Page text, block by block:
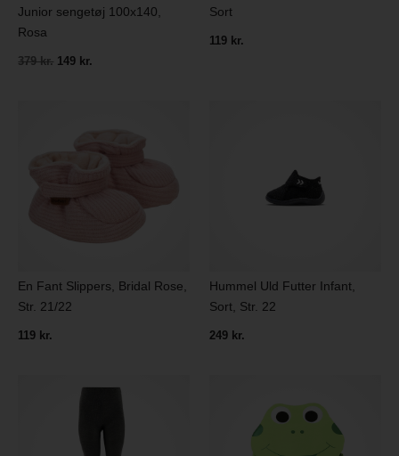
Junior sengetøj 100x140,
Rosa
379 kr. 149 kr.
Sort
119 kr.
En Fant Slippers, Bridal Rose,
Str. 21/22
119 kr.
Hummel Uld Futter Infant,
Sort, Str. 22
249 kr.